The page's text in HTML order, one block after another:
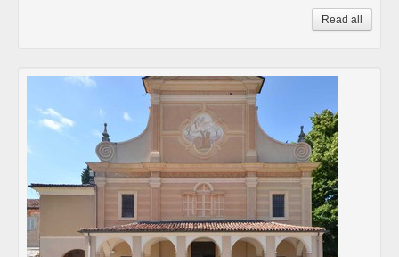
Read all